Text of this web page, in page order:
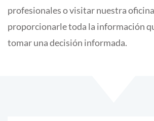
profesionales o visitar nuestra
proporcionarle toda la información
tomar una decisión informada.